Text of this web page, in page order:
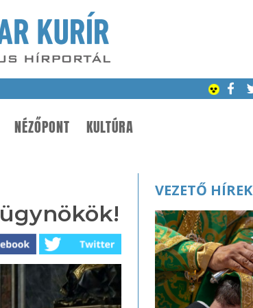
NÉZŐPONT KULTÚRA
VEZETŐ HÍREK